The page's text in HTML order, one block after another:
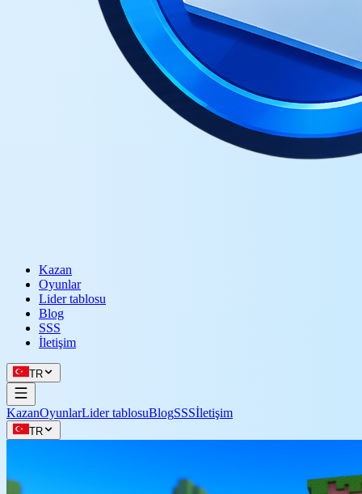
Kazan
Oyunlar
Lider tablosu
Blog
SSS
İletişim
TR
KazanOyunlarLider tablosuBlogSSSİletişim
TR